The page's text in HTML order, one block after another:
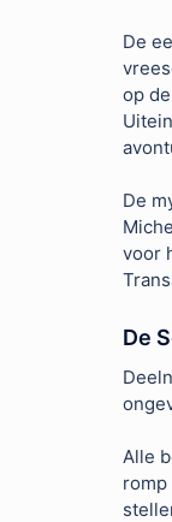
De
op
De
voor
De
Alle
romp